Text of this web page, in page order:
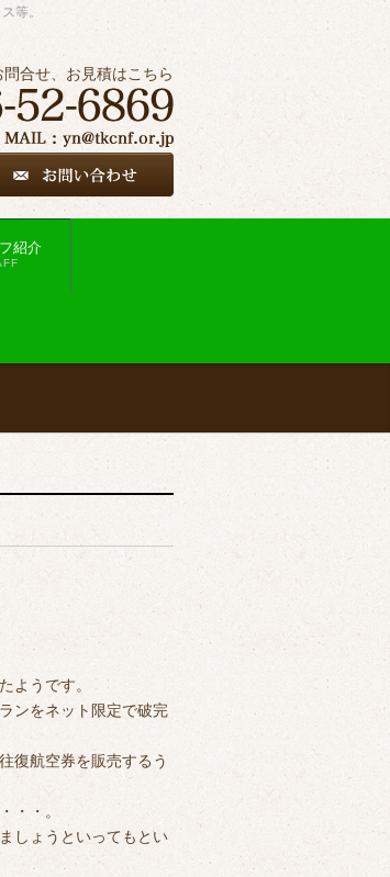
等。
合せ、お見積はこちら
紹介
ようです。
ンをネット限定で破完
復航空券を販売するう
・・。
しょうといってもとい